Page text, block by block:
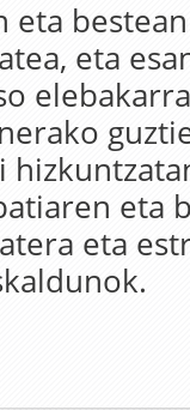
eta
eta
eta